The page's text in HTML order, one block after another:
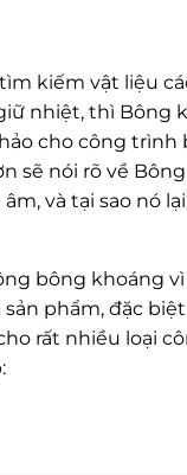
kiếm vật liệu
nhiệt, thì Bông
cho công trình
sẽ nói rõ về
và tại sao nó
bông khoáng
sản phẩm, đặc
rất nhiều loại